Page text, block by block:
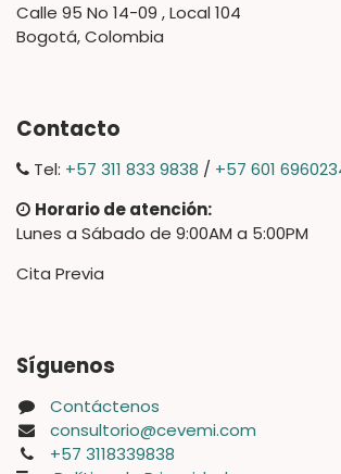
Calle 95 No 14-09 , Local 104
Bogotá, Colombia
Contacto
Tel: +57 311 833 9838 / +57 601
Horario de atención:
Lunes a Sábado de 9:00AM a 5:00PM
Cita Previa
Síguenos
Contáctenos
consultorio@cevemi.com
+57 3118339838